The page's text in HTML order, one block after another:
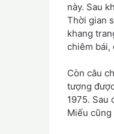
này. Sau
Thời gian
khang
chiêm bái,
Còn câu
tượng
1975. Sau
Miếu cũng